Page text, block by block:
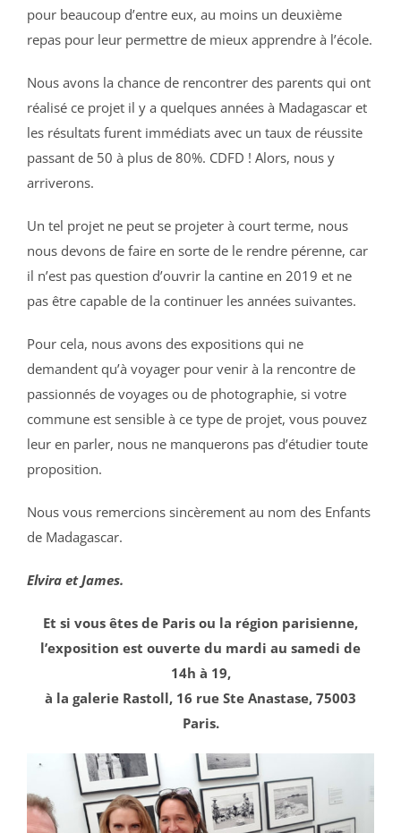
pour beaucoup d’entre eux, au moins un deuxième
repas pour leur permettre de mieux apprendre à l’école.
Nous avons la chance de rencontrer des parents qui ont
réalisé ce projet il y a quelques années à Madagascar et
les résultats furent immédiats avec un taux de réussite
passant de 50 à plus de 80%. CDFD ! Alors, nous y
arriverons.
Un tel projet ne peut se projeter à court terme, nous
nous devons de faire en sorte de le rendre pérenne, car
il n’est pas question d’ouvrir la cantine en 2019 et ne
pas être capable de la continuer les années suivantes.
Pour cela, nous avons des expositions qui ne
demandent qu’à voyager pour venir à la rencontre de
passionnés de voyages ou de photographie, si votre
commune est sensible à ce type de projet, vous pouvez
leur en parler, nous ne manquerons pas d’étudier toute
proposition.
Nous vous remercions sincèrement au nom des Enfants
de Madagascar.
Elvira et James.
Et si vous êtes de Paris ou la région parisienne,
l’exposition est ouverte du mardi au samedi de
14h à 19,
à la galerie Rastoll, 16 rue Ste Anastase, 75003
Paris.